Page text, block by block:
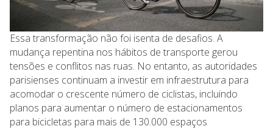
Essa transformação não foi isenta de desafios. A
mudança repentina nos hábitos de transporte gerou
tensões e conflitos nas ruas. No entanto, as autoridades
parisienses continuam a investir em infraestrutura para
acomodar o crescente número de ciclistas, incluindo
planos para aumentar o número de estacionamentos
para bicicletas para mais de 130.000 espaços​